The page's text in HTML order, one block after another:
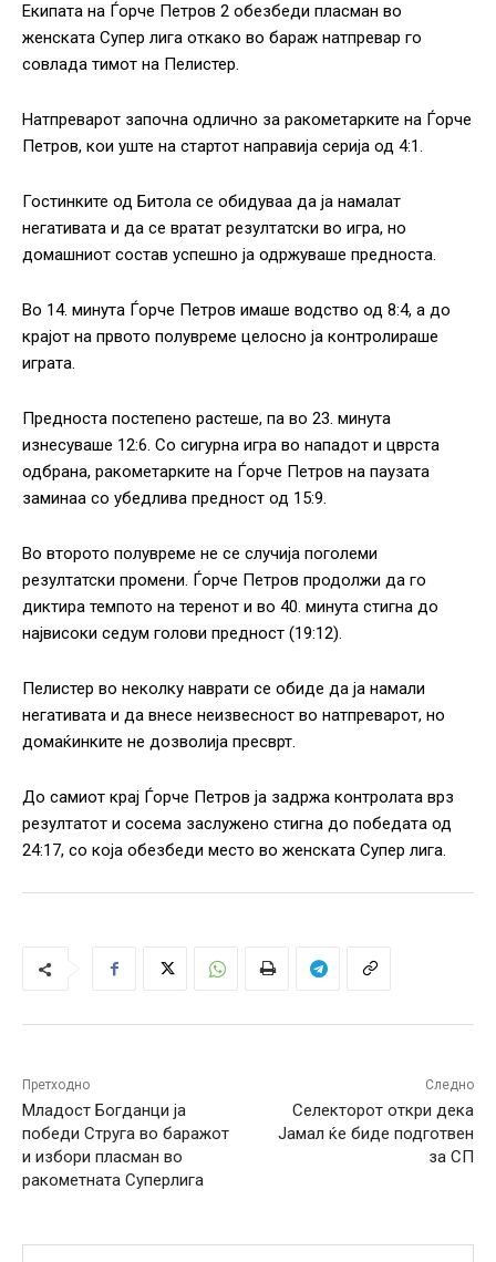
Екипата на Ѓорче Петров 2 обезбеди пласман во
женската Супер лига откако во бараж натпревар го
совлада тимот на Пелистер.
Натпреварот започна одлично за ракометарките на Ѓорче
Петров, кои уште на стартот направија серија од 4:1.
Гостинките од Битола се обидуваа да ја намалат
негативата и да се вратат резултатски во игра, но
домашниот состав успешно ја одржуваше предноста.
Во 14. минута Ѓорче Петров имаше водство од 8:4, а до
крајот на првото полувреме целосно ја контролираше
играта.
Предноста постепено растеше, па во 23. минута
изнесуваше 12:6. Со сигурна игра во нападот и цврста
одбрана, ракометарките на Ѓорче Петров на паузата
заминаа со убедлива предност од 15:9.
Во второто полувреме не се случија поголеми
резултатски промени. Ѓорче Петров продолжи да го
диктира темпото на теренот и во 40. минута стигна до
највисоки седум голови предност (19:12).
Пелистер во неколку наврати се обиде да ја намали
негативата и да внесе неизвесност во натпреварот, но
домаќинките не дозволија пресврт.
До самиот крај Ѓорче Петров ја задржа контролата врз
резултатот и сосема заслужено стигна до победата од
24:17, со која обезбеди место во женската Супер лига.
Претходно
Младост Богданци ја
победи Струга во баражот
и избори пласман во
ракометната Суперлига
Следно
Селекторот откри дека
Јамал ќе биде подготвен
за СП